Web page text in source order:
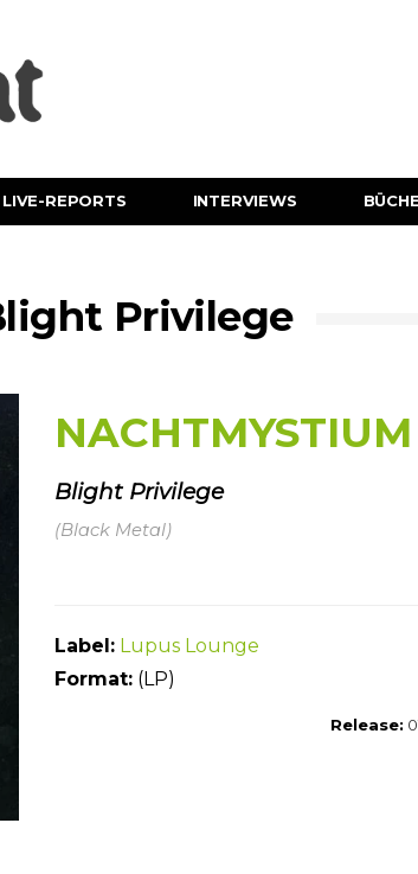
LIVE-REPORTS INTERVIEWS
Privilege
NACHTMYSTIUM
Blight Privilege
(Black Metal)
Label: Lupus Lounge
Format: (LP)
Release: